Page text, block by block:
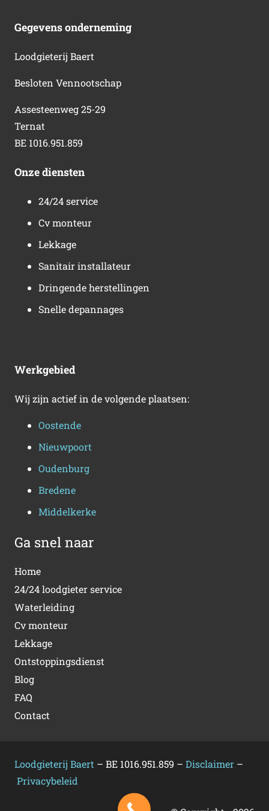
Gegevens onderneming
Loodgieterij Baert
Besloten Vennootschap
Assesteenweg 25-29
Ternat
BE 1016.951.859
Onze diensten
24/24 service
Cv monteur
Lekkage
Sanitair installateur
Dringende herstellingen
Snelle depannages
Werkgebied
Wij zijn actief in de volgende plaatsen:
Oostende
Nieuwpoort
Oudenburg
Bredene
Middelkerke
Ga snel naar
Home
24/24 loodgieter service
Waterleiding
Cv monteur
Lekkage
Ontstoppingsdienst
Blog
FAQ
Contact
Loodgieterij Baert – BE 1016.951.859 – Disclaimer –
Privacybeleid